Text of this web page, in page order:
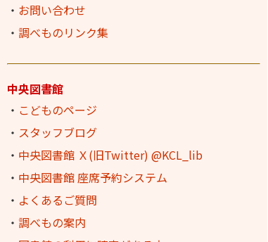
・ お問い合わせ
・ 調べものリンク集
中央図書館
・ こどものページ
・ スタッフブログ
・ 中央図書館 Ｘ(旧Twitter) @KCL_lib
・ 中央図書館 座席予約システム
・ よくあるご質問
・ 調べもの案内